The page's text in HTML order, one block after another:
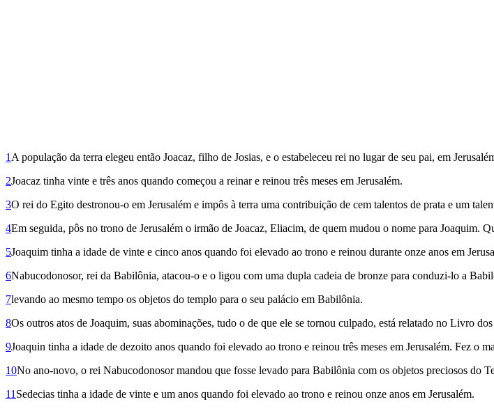
1 A população da terra elegeu então Joacaz, filho de Josias, e o estabeleceu rei no lugar de seu pai, em
2Joacaz tinha vinte e três anos quando começou a reinar e reinou três meses em Jerusalém.
3O rei do Egito destronou-o em Jerusalém e impôs à terra uma contribuição de cem talentos de prata e um
4Em seguida, pôs no trono de Jerusalém o irmão de Joacaz, Eliacim, de quem mudou o nome para Joaquim.
5Joaquim tinha a idade de vinte e cinco anos quando foi elevado ao trono e reinou durante onze anos em
6Nabuco­donosor, rei da Babilônia, atacou-o e o ligou com uma dupla cadeia de bronze para conduzi-lo a
7levando ao mesmo tempo os objetos do templo para o seu palácio em Babilônia.
8Os outros atos de Joaquim, suas abominações, tudo o de que ele se tornou culpado, está relatado no Livro
9Joaquin tinha a idade de dezoito anos quando foi elevado ao trono e reinou três meses em Jerusalém. Fez o
10No ano-novo, o rei Nabucodonosor mandou que fosse levado para Babilônia com os objetos preciosos do
11 Sedecias tinha a idade de vinte e um anos quando foi elevado ao trono e reinou onze anos em Jerusalém.